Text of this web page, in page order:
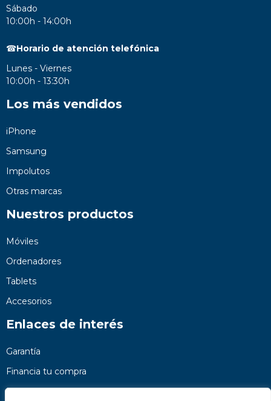
Sábado
10:00h - 14:00h
☎Horario de atención telefónica
Lunes - Viernes
10:00h - 13:30h
Los más vendidos
iPhone
Samsung
Impolutos
Otras marcas
Nuestros productos
Móviles
Ordenadores
Tablets
Accesorios
Enlaces de interés
Garantía
Financia tu compra
Preguntas frecuentes